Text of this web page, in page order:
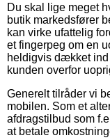
Du skal lige meget
butik markedsfører
kan virke ufattelig
et fingerpeg om en
heldigvis dækket
kunden overfor
Generelt tilråder vi
mobilen. Som et
afdragstilbud som
at betale